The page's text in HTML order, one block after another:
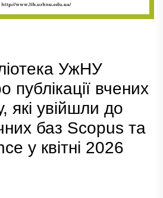
УжНУ
публікації вчених
які увійшли до
баз Scopus та
у квітні 2026